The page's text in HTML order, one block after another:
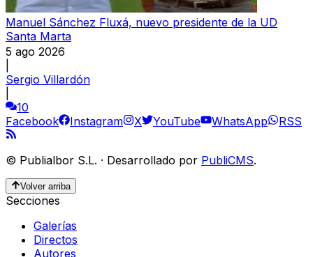
Manuel Sánchez Fluxá, nuevo presidente de la UD
Santa Marta
5 ago 2026
Sergio Villardón
10
Facebook
Instagram X YouTube WhatsApp RSS
© Publialbor S.L. · Desarrollado por PubliCMS.
Volver arriba
Secciones
Galerías
Directos
Autores